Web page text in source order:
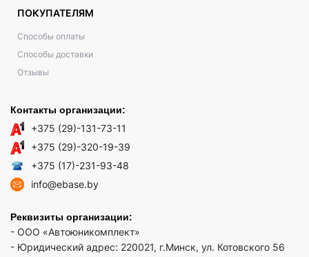
ПОКУПАТЕЛЯМ
Способы оплаты
Способы доставки
Отзывы
Контакты организации:
+375 (29)-131-73-11
+375 (29)-320-19-39
+375 (17)-231-93-48
info@ebase.by
Реквизиты организации:
- ООО «Автоюникомплект»
- Юридический адрес: 220021, г.Минск, ул. Котовского 56